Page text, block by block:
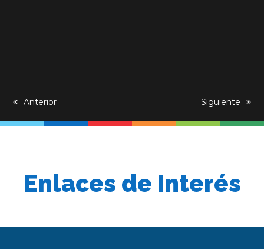
previous
Anterior
next
Siguiente
Enlaces de Interés